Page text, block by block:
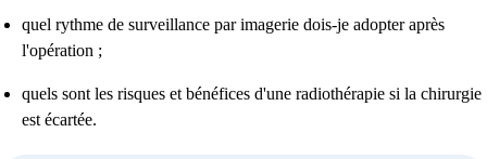
quel rythme de surveillance par imagerie dois-je adopter après
l'opération ;
quels sont les risques et bénéfices d'une radiothérapie si la chirurgie
est écartée.